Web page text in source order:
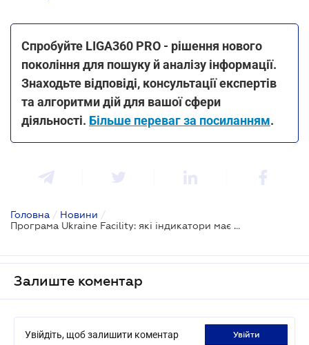
Спробуйте LIGA360 PRO - рішення нового
покоління для пошуку й аналізу інформації.
Знаходьте відповіді, консультації експертів
та алгоритми дій для вашої сфери
діяльності. Більше переваг за посиланням.
Головна / Новини /
Програма Ukraine Facility: які індикатори має виконати Мінекономіки
Залиште коментар
Увійдіть, щоб залишити коментар увійти